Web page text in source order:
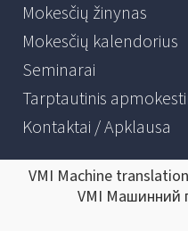
Mokesčių žinynas
Mokesčių kalendorius
Seminarai
Tarptautinis
Kontaktai / Apklausa
VMI Machine
VMI Машинний